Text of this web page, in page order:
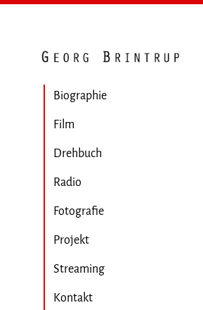
Biographie
Film
Drehbuch
Radio
Fotografie
Projekt
Streaming
Kontakt